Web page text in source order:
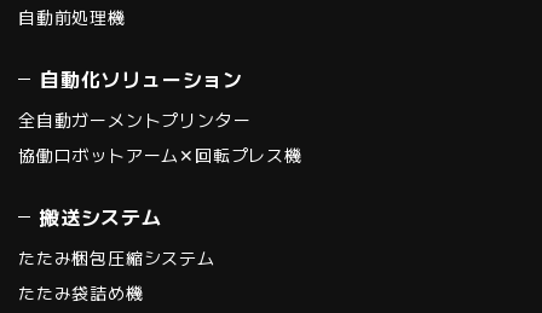
自動前処理機
自動化ソリューション
全自動ガーメントプリンター
協働ロボットアーム✕回転プレス機
搬送システム
たたみ梱包圧縮システム
たたみ袋詰め機